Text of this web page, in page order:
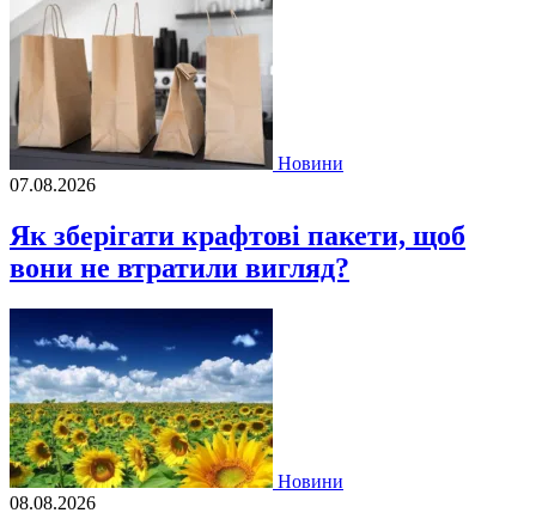
Новини
07.08.2026
Як зберігати крафтові пакети, щоб
вони не втратили вигляд?
Новини
08.08.2026